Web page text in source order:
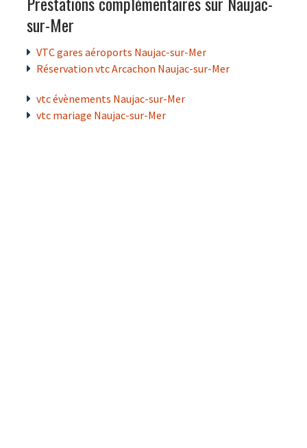
sur-Mer
VTC gares aéroports Naujac-sur-Mer
Réservation vtc Arcachon Naujac-sur-Mer
vtc évènements Naujac-sur-Mer
vtc mariage Naujac-sur-Mer